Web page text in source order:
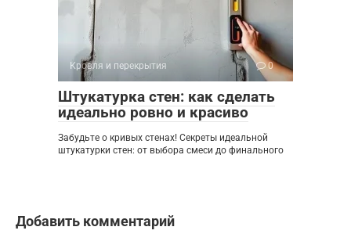
Кровля и перекрытия 0
Штукатурка стен: как сделать
идеально ровно и красиво
Забудьте о кривых стенах! Секреты идеальной
штукатурки стен: от выбора смеси до финального
Добавить комментарий